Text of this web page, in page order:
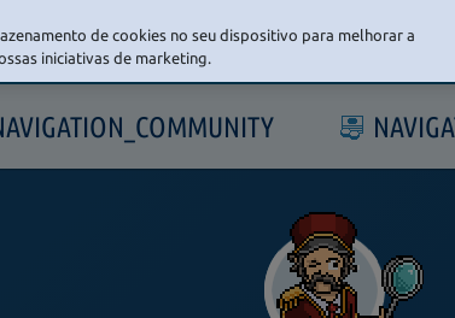
de cookies no seu dispositivo para melhorar a
iniciativas de marketing.